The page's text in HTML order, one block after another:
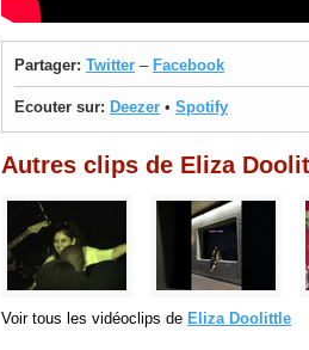
Partager: Twitter – Facebook
Ecouter sur: Deezer • Spotify
Autres clips de Eliza
Voir tous les vidéoclips de Eliza Doolittle